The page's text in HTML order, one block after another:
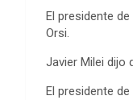
El presidente
Orsi.
Javier Milei dijo
El presidente